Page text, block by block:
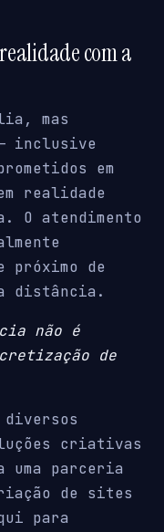
com a
mas
inclusive
em
realidade
O atendimento
próximo de
distância.
não é
de
diversos
criativas
uma parceria
de sites
para